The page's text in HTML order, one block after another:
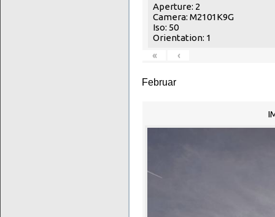
Aperture: 2
Camera: M2101K9G
Iso: 50
Orientation: 1
«
‹
Februar